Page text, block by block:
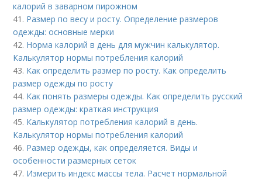
калорий в заварном пирожном
41. Размер по весу и росту. Определение размеров
одежды: основные мерки
42. Норма калорий в день для мужчин калькулятор.
Калькулятор нормы потребления калорий
43. Как определить размер по росту. Как определить
размер одежды по росту
44. Как понять размеры одежды. Как определить русский
размер одежды: краткая инструкция
45. Калькулятор потребления калорий в день.
Калькулятор нормы потребления калорий
46. Размер одежды, как определяется. Виды и
особенности размерных сеток
47. Измерить индекс массы тела. Расчет нормальной